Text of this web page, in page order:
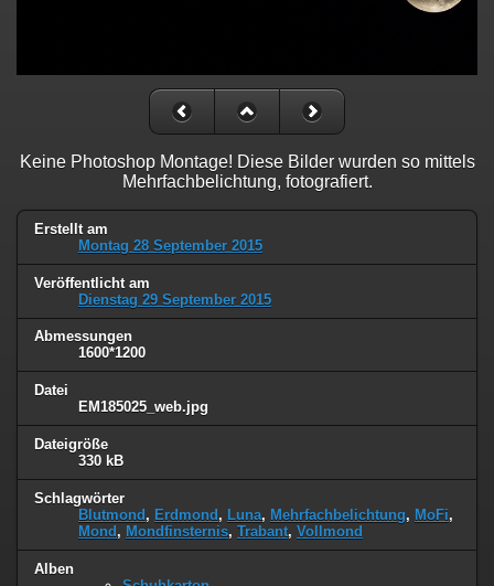
Keine Photoshop Montage! Diese Bilder wurden so mittels
Mehrfachbelichtung, fotografiert.
Erstellt am
Montag 28 September 2015
Veröffentlicht am
Dienstag 29 September 2015
Abmessungen
1600*1200
Datei
EM185025_web.jpg
Dateigröße
330 kB
Schlagwörter
Blutmond , Erdmond , Luna, Mehrfachbelichtung, MoFi,
Mond , Mondfinsternis, Trabant, Vollmond
Alben